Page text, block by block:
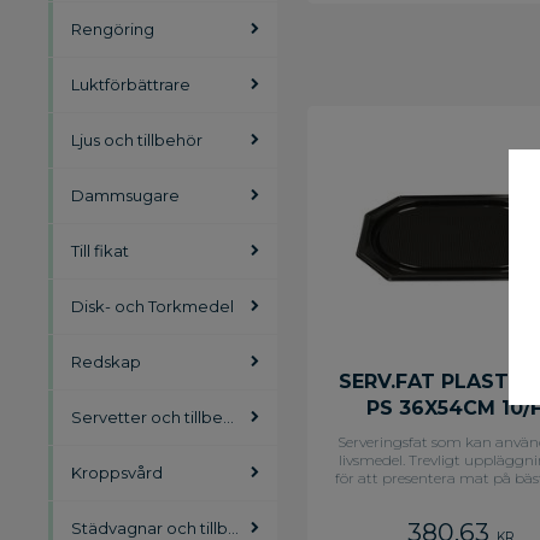
SERV.FAT PLAST
PS 36X54CM 10/
Serveringsfat som kan
livsmedel. Trevligt
för att presentera mat på
temperaturer upp till +70
380,63
Rengöring
Luktförbättrare
Ljus och tillbehör
Dammsugare
Till fikat
Disk- och Torkmedel
Redskap
Servetter och tillbehör
Kroppsvård
Städvagnar och tillbehör